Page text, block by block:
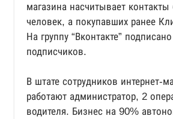
магазина насчитывает
человек, а покупавших ранее
На группу “Вконтакте”
подписчиков.
В штате сотрудников интернет-
работают администратор, 2
водителя. Бизнес на 90%